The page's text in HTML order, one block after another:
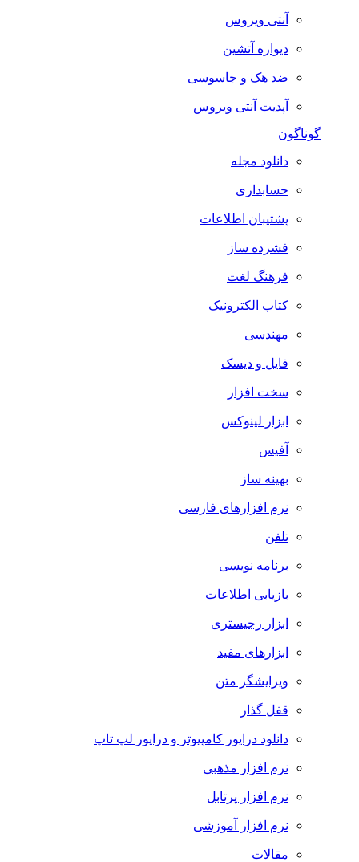
آنتی ویروس
دیواره آتشین
ضد هک و جاسوسی
آپدیت آنتی ویروس
گوناگون
دانلود مجله
حسابداری
پشتیبان اطلاعات
فشرده ساز
فرهنگ لغت
کتاب الکترونیک
مهندسی
فایل و دیسک
سخت افزار
ابزار لینوکس
آفیس
بهینه ساز
نرم افزارهای فارسی
تلفن
برنامه نویسی
بازیابی اطلاعات
ابزار رجیستری
ابزارهای مفید
ویرایشگر متن
قفل گذار
دانلود درایور کامپیوتر و درایور لپ تاپ
نرم افزار مذهبی
نرم افزار پرتابل
نرم افزار آموزشی
مقالات